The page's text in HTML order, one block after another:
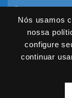
Nós usamos
nossa
configure
continuar
Mapa do Site